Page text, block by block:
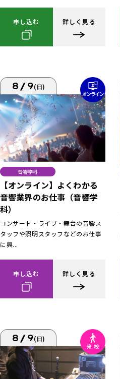
申し込む 詳しく見る
8/9(日)
音響学科
【オンライン】よくわかる
音響業界のお仕事（音響学
科）
コンサート・ライブ・舞台の音響ス
タッフや照明スタッフなどのお仕事
に興...
申し込む 詳しく見る
8/9(日)